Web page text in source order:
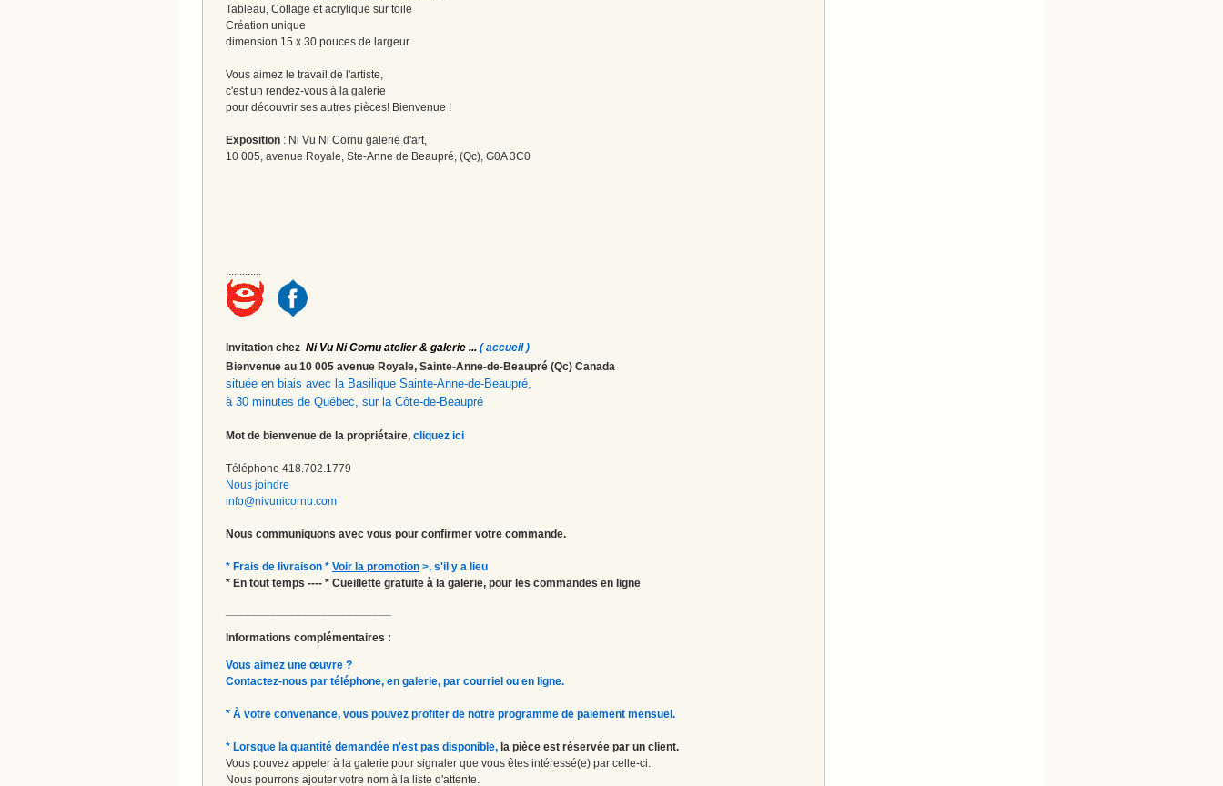
Tableau, Collage et acrylique sur toile
Création unique
dimension 15 x 30 pouces de largeur
Vous aimez le travail de l'artiste,
c'est un rendez-vous à la galerie
pour découvrir ses autres pièces! Bienvenue !
Exposition : Ni Vu Ni Cornu galerie d'art,
10 005, avenue Royale, Ste-Anne de Beaupré, (Qc), G0A 3C0
.............
Invitation chez Ni Vu Ni Cornu atelier & galerie ... ( accueil )
Bienvenue au 10 005 avenue Royale, Sainte-Anne-de-Beaupré (Qc) Canada
située en biais avec la Basilique Sainte-Anne-de-Beaupré,
à 30 minutes de Québec, sur la Côte-de-Beaupré
Mot de bienvenue de la propriétaire, cliquez ici
Téléphone 418.702.1779
Nous joindre
info@nivunicornu.com
Nous communiquons avec vous pour confirmer votre commande.
* Frais de livraison * Voir la promotion >, s'il y a lieu
* En tout temps ---- * Cueillette gratuite à la galerie, pour les commandes en ligne
Informations complémentaires :
Vous aimez une œuvre ?
Contactez-nous par téléphone, en galerie, par courriel ou en ligne.
* À votre convenance, vous pouvez profiter de notre programme de paiement mensuel.
* Lorsque la quantité demandée n'est pas disponible, la pièce est réservée par un client.
Vous pouvez appeler à la galerie pour signaler que vous êtes intéressé(e) par celle-ci.
Nous pourrons ajouter votre nom à la liste d'attente.